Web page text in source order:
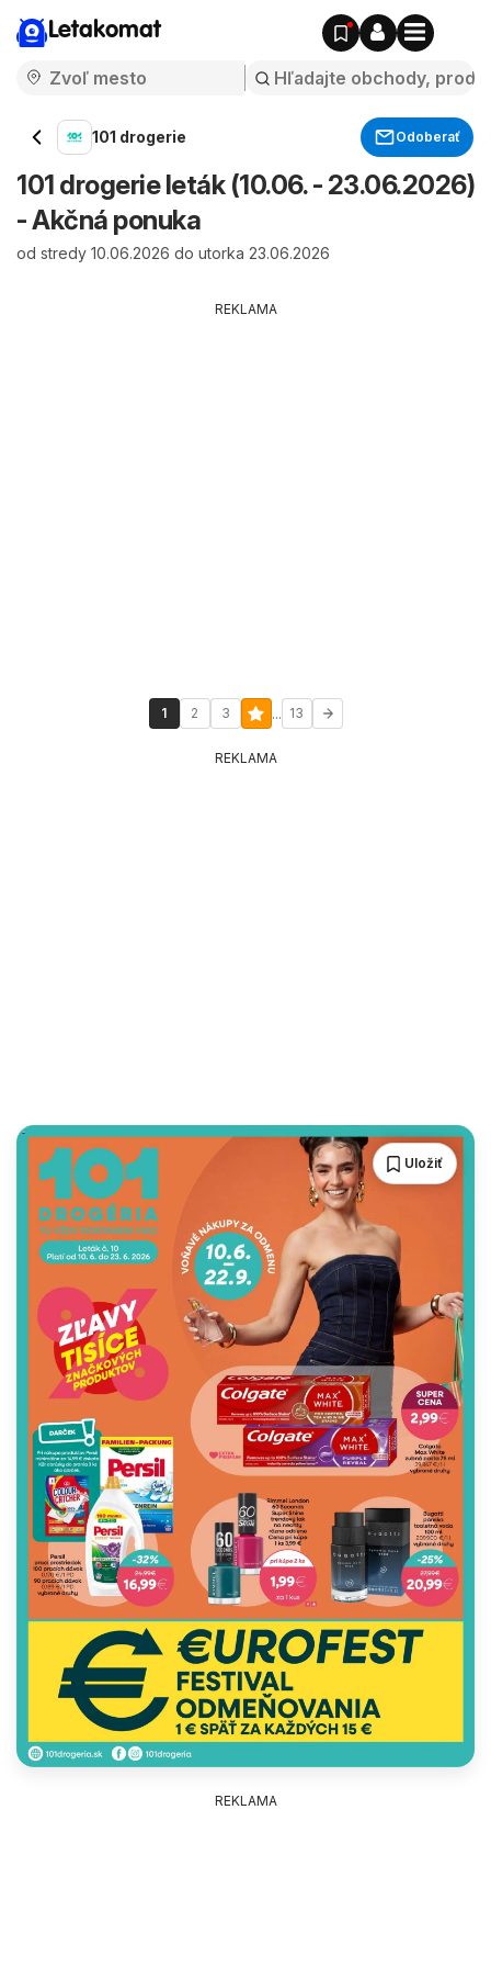
Letakomat
101 drogerie Odoberať
101 drogerie leták (10.06. - 23.06.2026)
- Akčná ponuka
od stredy 10.06.2026 do utorka 23.06.2026
REKLAMA
1 2 3 ... 13
REKLAMA
Uložiť
REKLAMA